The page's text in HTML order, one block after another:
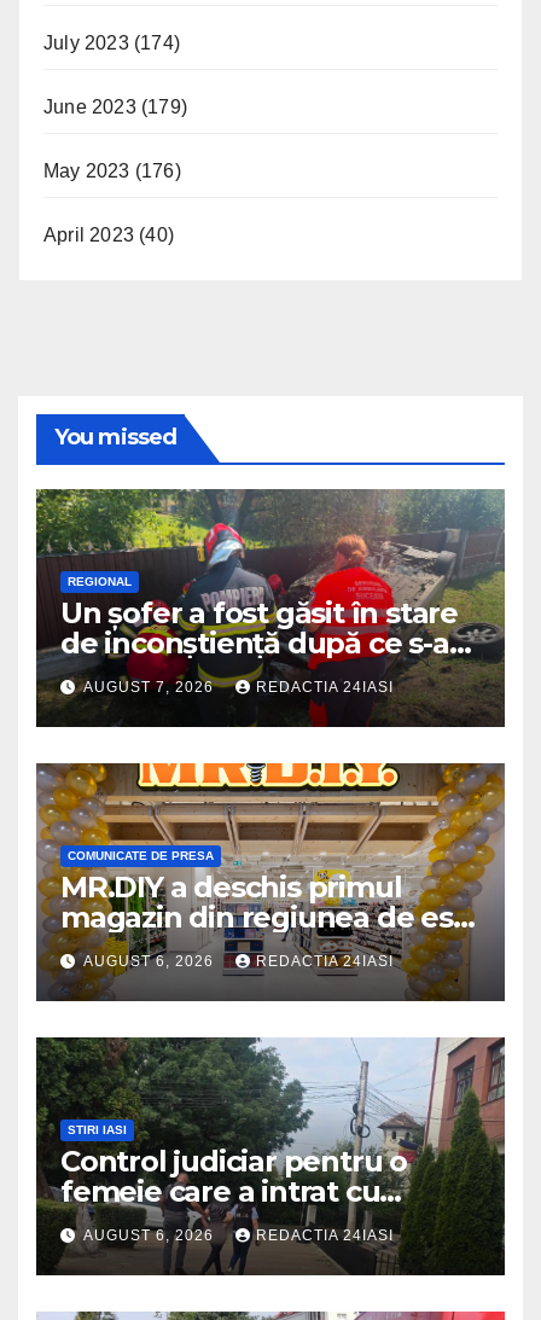
July 2023(174)
June 2023(179)
May 2023 (176)
April 2023 (40)
You missed
REGIONAL
Un șofer a fost găsit în stare
de inconștiență după ce s-a
răsturnat cu autoturismul pe
marginea drumului
AUGUST 7, 2026 REDACTIA 24IASI
COMUNICATE DE PRESA
MR.DIY a deschis primul
magazin din regiunea de est,
la Iulius Mall Iași: peste 10.000
de produse, la prețuri
avantajoase
AUGUST 6, 2026 REDACTIA 24IASI
STIRI IASI
Control judiciar pentru o
femeie care a intrat cu
mașina într-o turmă de oi
AUGUST 6, 2026 REDACTIA 24IASI